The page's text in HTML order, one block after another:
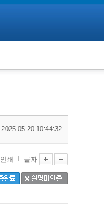
2025.05.20 10:44:32
인쇄 글자